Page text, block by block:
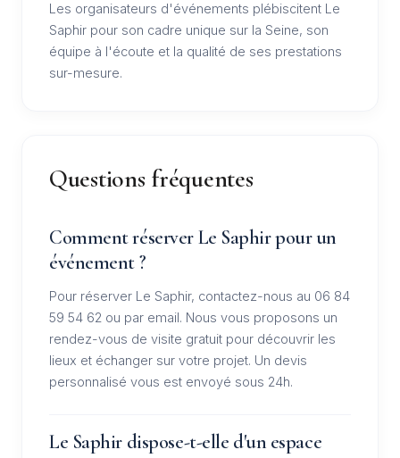
Les organisateurs d'événements plébiscitent Le
Saphir pour son cadre unique sur la Seine, son
équipe à l'écoute et la qualité de ses prestations
sur-mesure.
Questions fréquentes
Comment réserver Le Saphir pour un
événement ?
Pour réserver Le Saphir, contactez-nous au 06 84
59 54 62 ou par email. Nous vous proposons un
rendez-vous de visite gratuit pour découvrir les
lieux et échanger sur votre projet. Un devis
personnalisé vous est envoyé sous 24h.
Le Saphir dispose-t-elle d'un espace